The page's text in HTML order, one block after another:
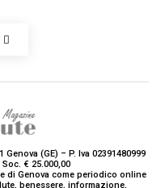
(GE) – P. Iva 02391480999
Soc. € 25.000,00
di Genova come periodico online
benessere, informazione,